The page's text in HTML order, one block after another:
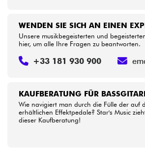
KAUFBERATUNG FÜR
Wie navigiert man durch die Fülle der auf
erhältlichen Effektpedale? Star's Music
dieser Kaufberatung!
WENDEN SIE SICH AN EINEN
Unsere musikbegeisterten und
hier, um alle Ihre Fragen zu beantworten.
+33 181 930 900